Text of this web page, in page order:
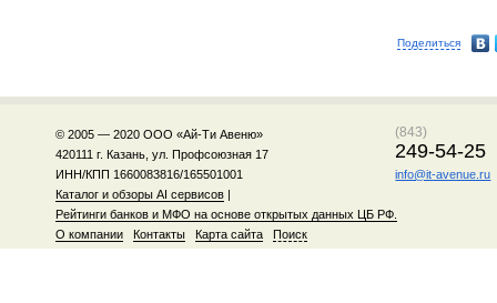
Поделиться
© 2005 — 2020 ООО «Ай-Ти Авеню»
420111 г. Казань, ул. Профсоюзная 17
ИНН/КПП 1660083816/165501001
Каталог и обзоры AI сервисов|
Рейтинги банков и МФО на основе открытых данных ЦБ РФ.
О компании
Контакты Карта сайта Поиск
(843)
249-54-25
info@it-avenue.ru